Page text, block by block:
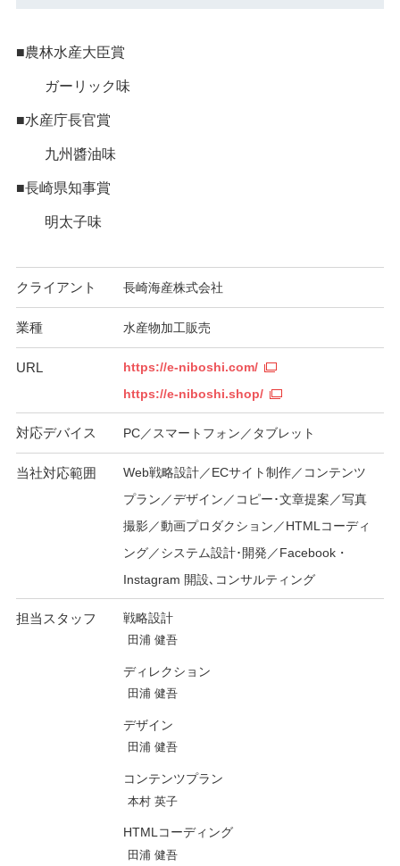
■農林水産大臣賞
ガーリック味
■水産庁長官賞
九州醬油味
■長崎県知事賞
明太子味
クライアント 長崎海産株式会社
業種 水産物加工販売
URL
https://e-niboshi.com/
https://e-niboshi.shop/
対応デバイス PC／スマートフォン／タブレット
当社対応範囲
Web戦略設計／ECサイト制作／コンテンツ
プラン／デザイン／コピー･文章提案／写真
撮影／動画プロダクション／HTMLコーディ
ング／システム設計･開発／Facebook・
Instagram 開設､コンサルティング
担当スタッフ 戦略設計
田浦 健吾
ディレクション
田浦 健吾
デザイン
田浦 健吾
コンテンツプラン
本村 英子
HTMLコーディング
田浦 健吾